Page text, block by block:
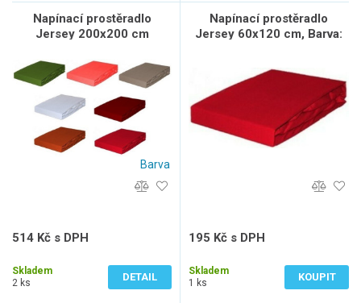
Napínací prostěradlo
Jersey 200x200 cm
Barva
514 Kč s DPH
Skladem
2 ks
DETAIL
Napínací prostěradlo
Jersey 60x120 cm, Barva:
195 Kč s DPH
Skladem
1 ks
KOUPIT